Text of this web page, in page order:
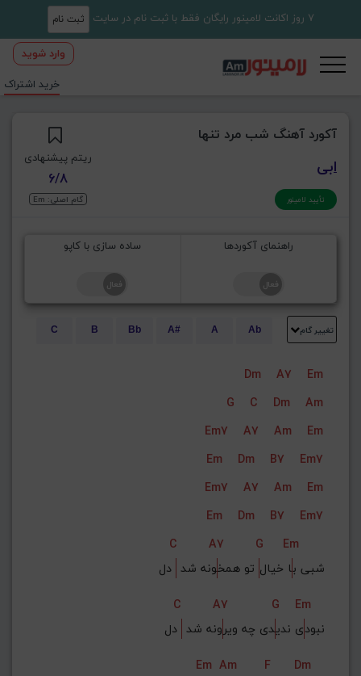
7 روز اکانت لامینور رایگان فقط با ثبت نام در سایت ثبت نام
وارد شوید
خرید اشتراک
آکورد آهنگ شب مرد تنها
ابی
تأیید لامینور
ریتم پیشنهادی
6/8
گام اصلی: Em
راهنمای آکوردها ساده سازی با کاپو
تغییر گام Ab
A
A#
Bb
B
C
Dm A7
Em
G
C Dm
Am
Em7
A7 Am
Em
Em
Dm B7
Em7
Em7
A7 Am
Em
Em
Dm B7
Em7
C
A7 G
Em
شبی با خیال تو همخونه شد دل
C
A7 G
Em
نبودی ندیدی چه ویرونه شد دل
Em Am F
Dm